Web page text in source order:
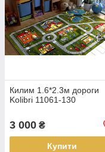
Килим 1.6*2.3м дороги
Kolibri 11061-130
3 000 ₴
Купити